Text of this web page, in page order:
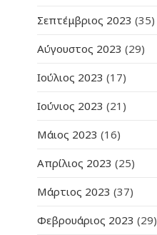
Σεπτέμβριος 2023 (35)
Αύγουστος 2023 (29)
Ιούλιος 2023 (17)
Ιούνιος 2023 (21)
Μάιος 2023 (16)
Απρίλιος 2023 (25)
Μάρτιος 2023 (37)
Φεβρουάριος 2023 (29)